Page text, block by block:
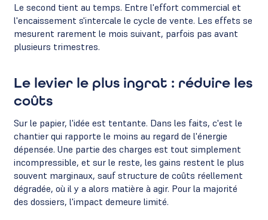
Le second tient au temps. Entre l'effort commercial et
l'encaissement s'intercale le cycle de vente. Les effets se
mesurent rarement le mois suivant, parfois pas avant
plusieurs trimestres.
Le levier le plus ingrat : réduire les
coûts
Sur le papier, l'idée est tentante. Dans les faits, c'est le
chantier qui rapporte le moins au regard de l'énergie
dépensée. Une partie des charges est tout simplement
incompressible, et sur le reste, les gains restent le plus
souvent marginaux, sauf structure de coûts réellement
dégradée, où il y a alors matière à agir. Pour la majorité
des dossiers, l'impact demeure limité.